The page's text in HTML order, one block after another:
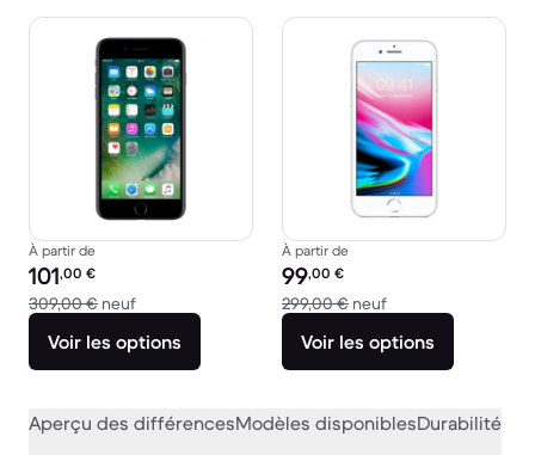
À partir de
Prix reconditionné :
101,00 €
309,00 € neufcontre 309,00 € neuf
Voir les options
À partir de
Prix reconditionné :
99,00 €
299,00 € neufcontre 299,00 €
Voir les options
Aperçu des différencesModèles disponiblesDurabilité